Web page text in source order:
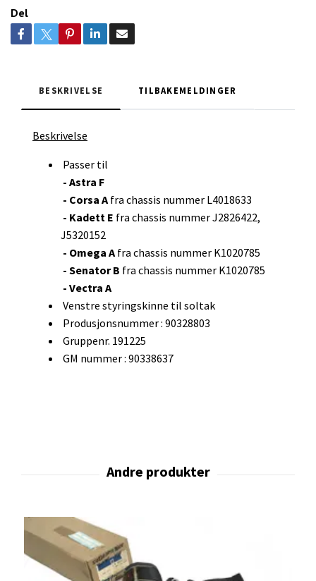
Del
BESKRIVELSE TILBAKEMELDINGER
Beskrivelse
Passer til
- Astra F
- Corsa Afra chassis nummer L4018633
- Kadett E fra chassis nummer J2826422,
J5320152
- Omega Afra chassis nummer K1020785
- Senator B fra chassis nummer K1020785
- Vectra A
Venstre styringskinne til soltak
Produsjonsnummer : 90328803
Gruppenr. 191225
GM nummer : 90338637